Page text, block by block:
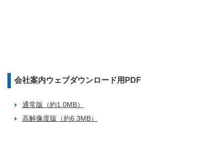
会社案内ウェブダウンロード用PDF
通常版（約1.0MB）
高解像度版（約6.3MB）